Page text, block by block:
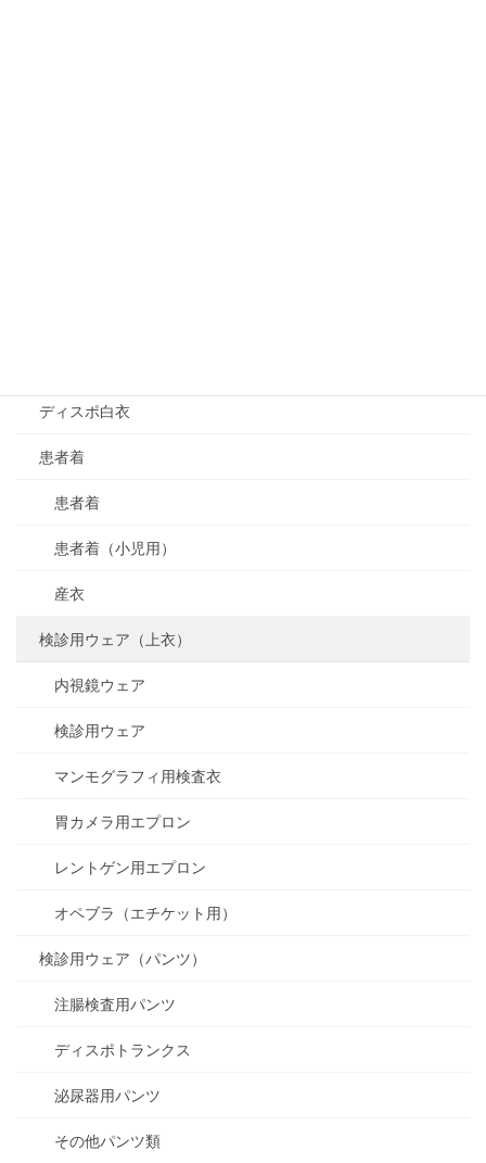
ディスポ白衣
患者着
患者着
患者着（小児用）
産衣
検診用ウェア（上衣）
内視鏡ウェア
検診用ウェア
マンモグラフィ用検査衣
胃カメラ用エプロン
レントゲン用エプロン
オペブラ（エチケット用）
検診用ウェア（パンツ）
注腸検査用パンツ
ディスポトランクス
泌尿器用パンツ
その他パンツ類